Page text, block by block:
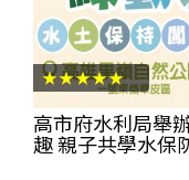
★★★★★
高市府水利局舉
趣 親子共學水保